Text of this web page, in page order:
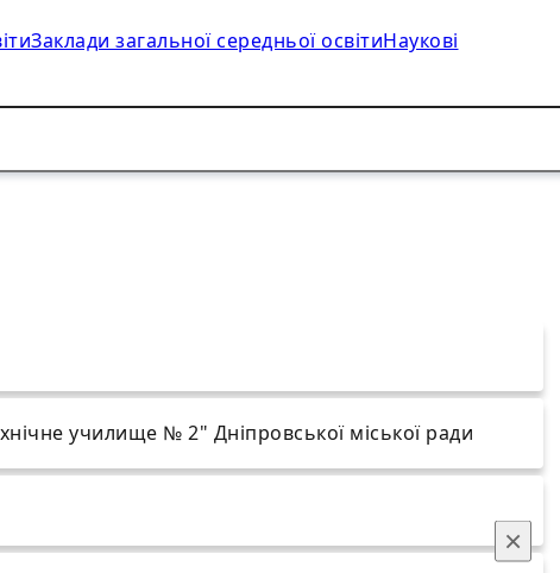
Заклади загальної середньої освітиНаукові
×
училище № 2" Дніпровської міської ради